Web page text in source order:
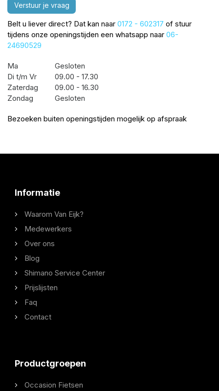
Verstuur je vraag
Belt u liever direct? Dat kan naar 0172 - 602317 of stuur
tijdens onze openingstijden een whatsapp naar 06-
24690529
Ma
Gesloten
Di t/m Vr
09.00 - 17.30
Zaterdag
09.00 - 16.30
Zondag
Gesloten
Bezoeken buiten openingstijden mogelijk op afspraak
Informatie
Waarom Van Eijk?
Medewerkers
Over ons
Blog
Shimano Service Center
Prijslijsten
Faq
Contact
Productgroepen
Occasion Fietsen